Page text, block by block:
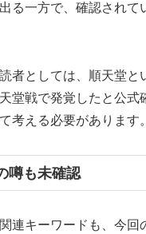
る一方で、確認されて
者としては、 順天堂と
堂戦で発覚したと公式
考える必要があります。
噂も未確認
連キーワードも、今回